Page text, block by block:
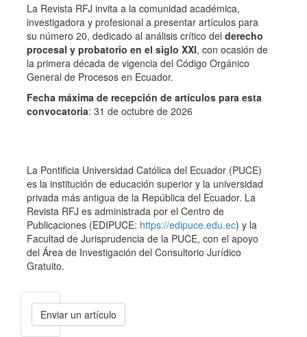
La Revista RFJ invita a la comunidad académica,
investigadora y profesional a presentar artículos para
su número 20, dedicado al análisis crítico del derecho
procesal y probatorio en el siglo XXI, con ocasión de
la primera década de vigencia del Código Orgánico
General de Procesos en Ecuador.
Fecha máxima de recepción de artículos para esta
convocatoria: 31 de octubre de 2026
La Pontificia Universidad Católica del Ecuador (PUCE)
es la institución de educación superior y la universidad
privada más antigua de la República del Ecuador. La
Revista RFJ es administrada por el Centro de
Publicaciones (EDIPUCE: https://edipuce.edu.ec) y la
Facultad de Jurisprudencia de la PUCE, con el apoyo
del Área de Investigación del Consultorio Jurídico
Gratuito.
Enviar
unEnviar un artículo